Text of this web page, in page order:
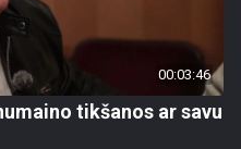
00:03:46
tikšanos ar savu